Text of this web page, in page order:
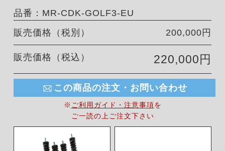
品番：MR-CDK-GOLF3-EU
販売価格（税別）
200,000円
販売価格（税込） 220,000円
この商品の注文・お問い合わせ
※ ご利用ガイド・注意事項を
ご一読の上ご注文下さい